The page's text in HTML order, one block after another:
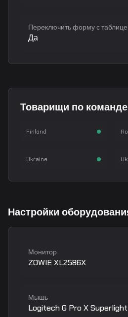
Переключить форму с
Да
Товарищи по команде
IGL
Aleksib
Aleksi Virolainen
Finland
iM
AWPer
w0nderful
Ukraine
Настройки
Монитор
ZOWIE XL2586X
Мышь
Logitech G Pro X